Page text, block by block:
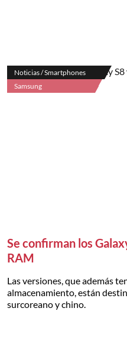
Noticias / Smartphones
Samsung
Se confirman los
RAM
Las versiones, que además
almacenamiento, están
surcoreano y chino.